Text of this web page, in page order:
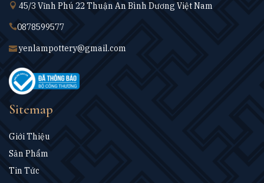
45/3 Vĩnh Phú 22 Thuận An Bình Dương Việt Nam
0878599577
yenlampottery@gmail.com
Sitemap
Giới Thiệu
Sản Phẩm
Tin Tức